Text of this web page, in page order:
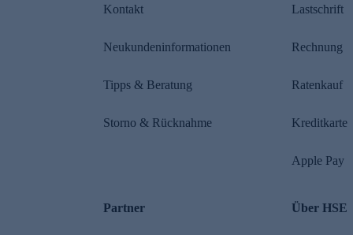
Kontakt
Neukundeninformationen
Tipps & Beratung
Storno & Rücknahme
Lastschrift
Rechnung
Ratenkauf
Kreditkarte
Apple Pay
Partner Über HSE